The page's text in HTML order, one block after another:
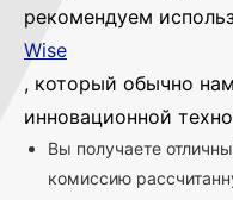
рекомендуем
Wise
, который обычно
инновационной
Вы получаете
комиссию